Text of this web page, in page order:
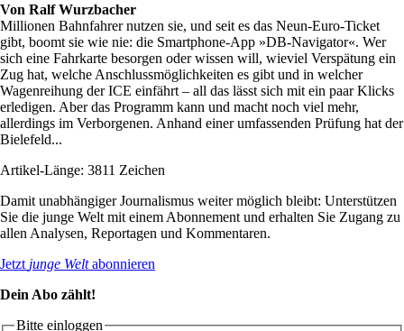
Von Ralf Wurzbacher
Millionen Bahnfahrer nutzen sie, und seit es das Neun-Euro-Ticket
gibt, boomt sie wie nie: die Smartphone-App »DB-Navigator«. Wer
sich eine Fahrkarte besorgen oder wissen will, wieviel Verspätung ein
Zug hat, welche Anschlussmöglichkeiten es gibt und in welcher
Wagenreihung der ICE einfährt – all das lässt sich mit ein paar Klicks
erledigen. Aber das Programm kann und macht noch viel mehr,
allerdings im Verborgenen. Anhand einer umfassenden Prüfung hat der
Bielefeld...
Artikel-Länge: 3811 Zeichen
Damit unabhängiger Journalismus weiter möglich bleibt: Unterstützen
Sie die junge Welt mit einem Abonnement und erhalten Sie Zugang zu
allen Analysen, Reportagen und Kommentaren.
Jetzt junge Weltabonnieren
Dein Abo zählt!
Bitte einloggen